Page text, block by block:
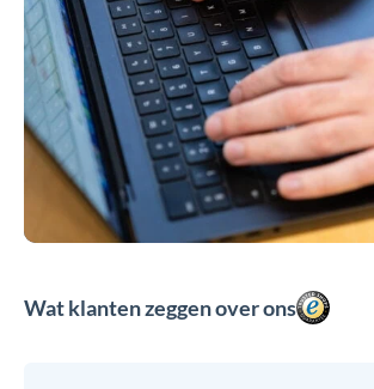
Wat klanten zeggen over ons